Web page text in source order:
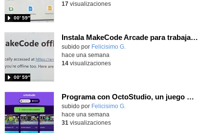
00′ 59″
17visualizaciones
Instala MakeCode Arcade para trabajar offline en tu tablet, ordenador, Chromebook
Contenido educativo.
subido por Felicisimo G.
00′ 59″
hace una semana
14visualizaciones
Programa con OctoStudio, un juego de disparos contra Zombies con un cargador basado en el House of the dead
Contenido educativo.
subido por Felicisimo G.
hace una semana
31 visualizaciones